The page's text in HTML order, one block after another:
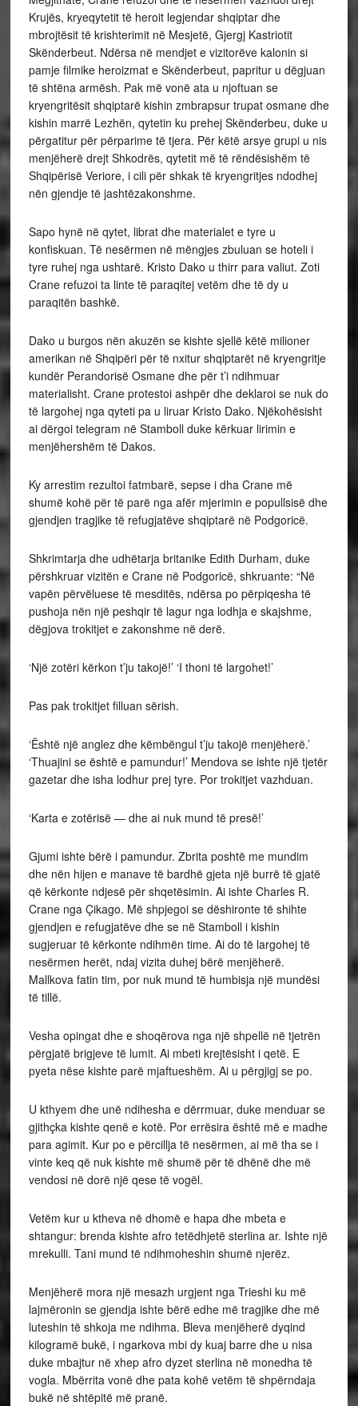
Krujës, kryeqytetit të heroit legjendar shqiptar dhe
mbrojtësit të krishterimit në Mesjetë, Gjergj Kastriotit
Skënderbeut. Ndërsa në mendjet e vizitorëve kalonin si
pamje filmike heroizmat e Skënderbeut, papritur u dëgjuan
të shtëna armësh. Pak më vonë ata u njoftuan se
kryengritësit shqiptarë kishin zmbrapsur trupat osmane dhe
kishin marrë Lezhën, qytetin ku prehej Skënderbeu, duke u
përgatitur për përparime të tjera. Për këtë arsye grupi u nis
menjëherë drejt Shkodrës, qytetit më të rëndësishëm të
Shqipërisë Veriore, i cili për shkak të kryengritjes ndodhej
nën gjendje të jashtëzakonshme.
Sapo hynë në qytet, librat dhe materialet e tyre u
konfiskuan. Të nesërmen në mëngjes zbuluan se hoteli i
tyre ruhej nga ushtarë. Kristo Dako u thirr para valiut. Zoti
Crane refuzoi ta linte të paraqitej vetëm dhe të dy u
paraqitën bashkë.
Dako u burgos nën akuzën se kishte sjellë këtë milioner
amerikan në Shqipëri për të nxitur shqiptarët në kryengritje
kundër Perandorisë Osmane dhe për t’i ndihmuar
materialisht. Crane protestoi ashpër dhe deklaroi se nuk do
të largohej nga qyteti pa u liruar Kristo Dako. Njëkohësisht
ai dërgoi telegram në Stamboll duke kërkuar lirimin e
menjëhershëm të Dakos.
Ky arrestim rezultoi fatmbarë, sepse i dha Crane më
shumë kohë për të parë nga afër mjerimin e popullsisë dhe
gjendjen tragjike të refugjatëve shqiptarë në Podgoricë.
Shkrimtarja dhe udhëtarja britanike Edith Durham, duke
përshkruar vizitën e Crane në Podgoricë, shkruante: “Në
vapën përvëluese të mesditës, ndërsa po përpiqesha të
pushoja nën një peshqir të lagur nga lodhja e skajshme,
dëgjova trokitjet e zakonshme në derë.
‘Një zotëri kërkon t’ju takojë!’ ‘I thoni të largohet!’
Pas pak trokitjet filluan sërish.
‘Është një anglez dhe këmbëngul t’ju takojë menjëherë.’
‘Thuajini se është e pamundur!’ Mendova se ishte një tjetër
gazetar dhe isha lodhur prej tyre. Por trokitjet vazhduan.
‘Karta e zotërisë — dhe ai nuk mund të presë!’
Gjumi ishte bërë i pamundur. Zbrita poshtë me mundim
dhe nën hijen e manave të bardhë gjeta një burrë të gjatë
që kërkonte ndjesë për shqetësimin. Ai ishte Charles R.
Crane nga Çikago. Më shpjegoi se dëshironte të shihte
gjendjen e refugjatëve dhe se në Stamboll i kishin
sugjeruar të kërkonte ndihmën time. Ai do të largohej të
nesërmen herët, ndaj vizita duhej bërë menjëherë.
Mallkova fatin tim, por nuk mund të humbisja një mundësi
të tillë.
Vesha opingat dhe e shoqërova nga një shpellë në tjetrën
përgjatë brigjeve të lumit. Ai mbeti krejtësisht i qetë. E
pyeta nëse kishte parë mjaftueshëm. Ai u përgjigj se po.
U kthyem dhe unë ndihesha e dërrmuar, duke menduar se
gjithçka kishte qenë e kotë. Por errësira është më e madhe
para agimit. Kur po e përcillja të nesërmen, ai më tha se i
vinte keq që nuk kishte më shumë për të dhënë dhe më
vendosi në dorë një qese të vogël.
Vetëm kur u ktheva në dhomë e hapa dhe mbeta e
shtangur: brenda kishte afro tetëdhjetë sterlina ar. Ishte një
mrekulli. Tani mund të ndihmoheshin shumë njerëz.
Menjëherë mora një mesazh urgjent nga Trieshi ku më
lajmëronin se gjendja ishte bërë edhe më tragjike dhe më
luteshin të shkoja me ndihma. Bleva menjëherë dyqind
kilogramë bukë, i ngarkova mbi dy kuaj barre dhe u nisa
duke mbajtur në xhep afro dyzet sterlina në monedha të
vogla. Mbërrita vonë dhe pata kohë vetëm të shpërndaja
bukë në shtëpitë më pranë.